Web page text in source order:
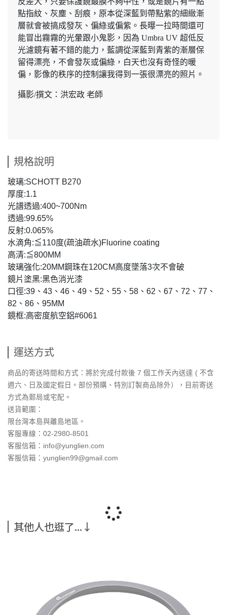
點指紋、灰塵、刮痕，原本從深藍到帶點紫的細緻漸
層就會被搞成發灰、偏綠或偏紫。長曝一拉時間還可
能冒出霧霧的光暈跟小鬼影，因為 Umbra UV 超低反
光濾鏡有著不錯的能力，藍調從深藍到青紫的漸層保
留得漂亮，不會發灰或偏綠，白天也沒有奇怪的暖
偏，影像的秩序的控制讓我得到一張很漂亮的照片。
攝影/撰文：洪宏政 老師
規格說明
玻璃:SCHOTT B270
厚度:1.1
光譜透過:400~700Nm
透過:99.65%
反射:0.065%
水滴角:≦110度(疏油疏水)Fluorine coating
高清:≦800MM
玻璃強化:20MM鋼珠在120CM高度墜落3次不會破
鏡片塗黑:黑色消光漆
口徑:39、43、46、49、52、55、58、62、67、72、77、
82、86、95MM
鏡框:高密度航空鋁#6061
運送方式
商品的寄送時間和方式：將於完成付款後 7 個工作天內送達 ( 不含
週六、日及國定假日。部份預購、特別訂製商品除外），目前寄送
方式為郵局或宅配。
送貨範圍：
限台灣本島與離島地區。
客服專線：02-2980-8501
客服信箱：info@yunglien.com
客服信箱：yunglien99@gmail.com
其他人也逛了...↓